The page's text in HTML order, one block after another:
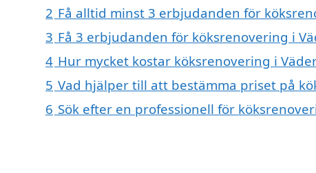
2 Få alltid minst 3 erbjudanden för
3 Få 3 erbjudanden för köksrenovering i
4 Hur mycket kostar köksrenovering i
5 Vad hjälper till att bestämma priset på
6 Sök efter en professionell för